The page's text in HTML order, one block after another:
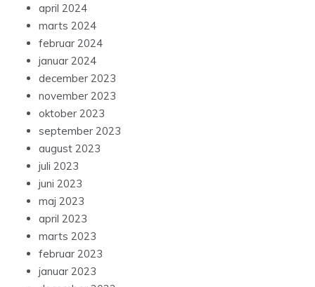
april 2024
marts 2024
februar 2024
januar 2024
december 2023
november 2023
oktober 2023
september 2023
august 2023
juli 2023
juni 2023
maj 2023
april 2023
marts 2023
februar 2023
januar 2023